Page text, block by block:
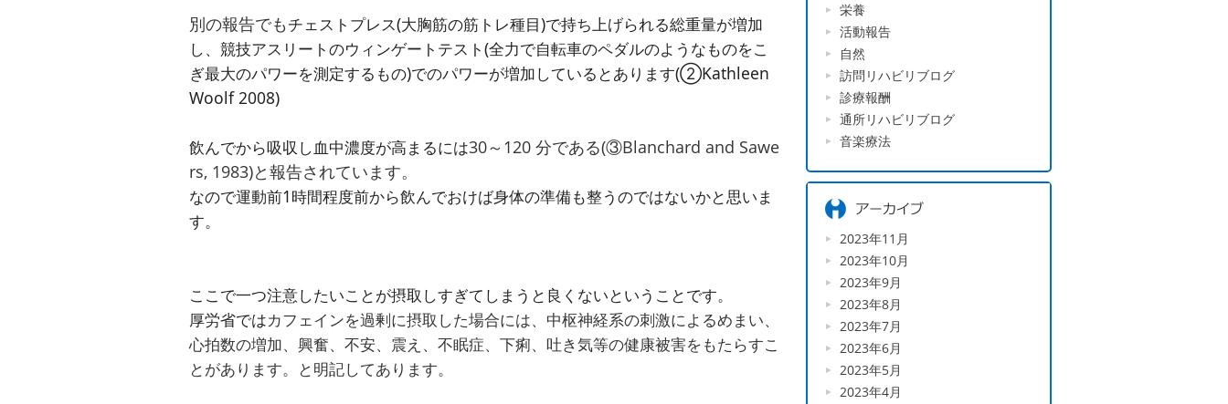
別の報告でもチェストプレス(大胸筋の筋トレ種目)で持ち上げられる総重量が増加
し、競技アスリートのウィンゲートテスト(全力で自転車のペダルのようなものをこ
ぎ最大のパワーを測定するもの)でのパワーが増加しているとあります(②Kathleen
Woolf 2008)
飲んでから吸収し血中濃度が高まるには30～120 分である(③Blanchard and Sawe
rs, 1983)と報告されています。
なので運動前1時間程度前から飲んでおけば身体の準備も整うのではないかと思いま
す。
ここで一つ注意したいことが摂取しすぎてしまうと良くないということです。
厚労省ではカフェインを過剰に摂取した場合には、中枢神経系の刺激によるめまい、
心拍数の増加、興奮、不安、震え、不眠症、下痢、吐き気等の健康被害をもたらすこ
とがあります。と明記してあります。
栄養
活動報告
自然
訪問リハビリブログ
診療報酬
通所リハビリブログ
音楽療法
2023年11月
2023年10月
2023年9月
2023年8月
2023年7月
2023年6月
2023年5月
2023年4月